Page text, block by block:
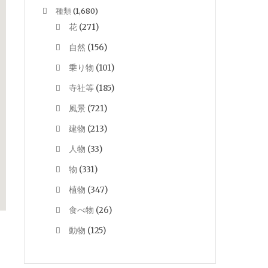
種類(1,680)
花 (271)
自然 (156)
乗り物 (101)
寺社等 (185)
風景 (721)
建物 (213)
人物 (33)
物 (331)
植物 (347)
食べ物 (26)
動物 (125)